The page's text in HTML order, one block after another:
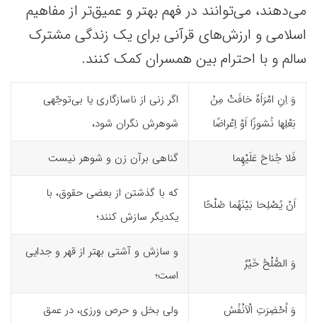
می‌دهند، می‌توانند در فهم بهتر و عمیق‌تر از مفاهیم
اسلامی و ارزش‌های قرآنی برای یک زندگی مشترک
سالم و با احترام‌ بین همسران کمک کنند.
وَ اِنِ امْرَاَهٌ خافَتْ مِنْ
بَعْلِها نُشوزًا اَوْ اِعْراضًا
اگر زنی از ناسازگاری یا بی‌توجّهی
شوهرش نگران شود،
فَلا جُناحَ عَلَیْهِما گناهی برآن زن و شوهر نیست
اَنْ یُصْلِحا بَیْنَهُما صُلْحًا
که با گذشتن از بعضی حقوق، با
یکدیگر سازش کنند؛
وَ الصُّلْحُ خَیْرٌ
و سازش و آشتی بهتر از قهر و جدایی
است؛
وَ اُحْضِرَتِ الْاَنْفُسُ
ولی بخل و حرص ورزی، در عمق